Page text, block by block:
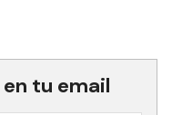
tu email